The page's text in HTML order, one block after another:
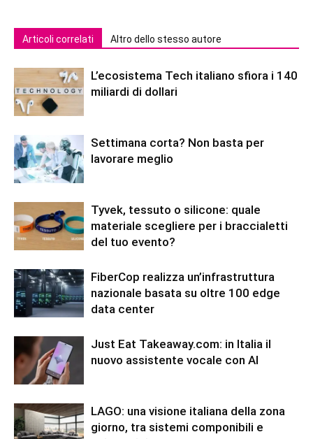
Articoli correlati Altro dello stesso autore
L’ecosistema Tech italiano sfiora i 140
miliardi di dollari
Settimana corta? Non basta per
lavorare meglio
Tyvek, tessuto o silicone: quale
materiale scegliere per i braccialetti
del tuo evento?
FiberCop realizza un’infrastruttura
nazionale basata su oltre 100 edge
data center
Just Eat Takeaway.com: in Italia il
nuovo assistente vocale con AI
LAGO: una visione italiana della zona
giorno, tra sistemi componibili e